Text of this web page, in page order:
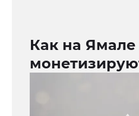
Как на Ямале